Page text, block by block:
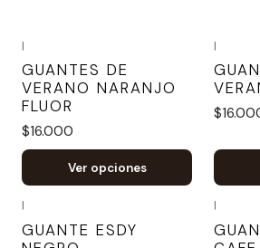
|
GUANTES DE
VERANO NARANJO
FLUOR
$16.000
Ver opciones
|
|
GUANTE ESDY
|